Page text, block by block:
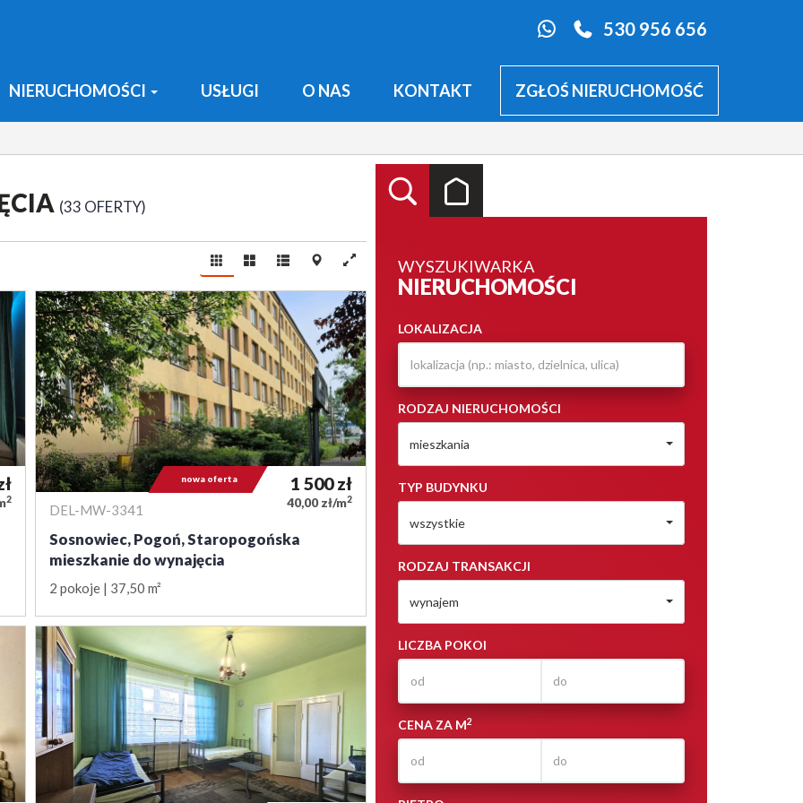
530 956 656
NIERUCHOMOŚCI USŁUGI O NAS KONTAKT ZGŁOŚ NIERUCHOMOŚĆ
WYSZUKIWARKA
NIERUCHOMOŚCI
LOKALIZACJA
RODZAJ NIERUCHOMOŚCI
mieszkania
TYP BUDYNKU
wszystkie
RODZAJ TRANSAKCJI
wynajem
LICZBA POKOI
CENA ZA M2
33 OFERTY
2
DEL-MW-3341
Sosnowiec, Pogoń, Staropogońska
mieszkanie do wynajęcia
2 pokoje 37,50 m²
1 500zł
40,00 zł/m2
nowa oferta